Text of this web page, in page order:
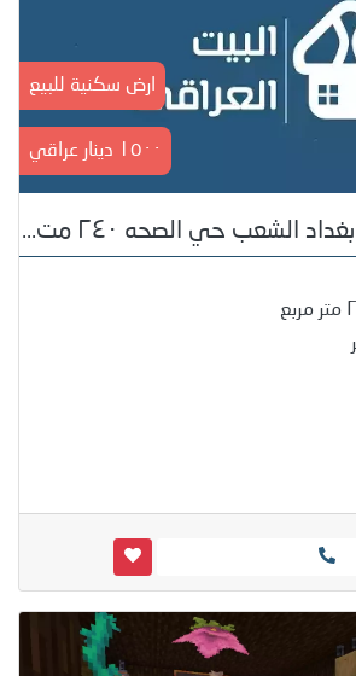
ارض سكنية للبيع
١٥٠٠ دينار عراقي
الشعب حي الصحه ٢٤٠ مت...